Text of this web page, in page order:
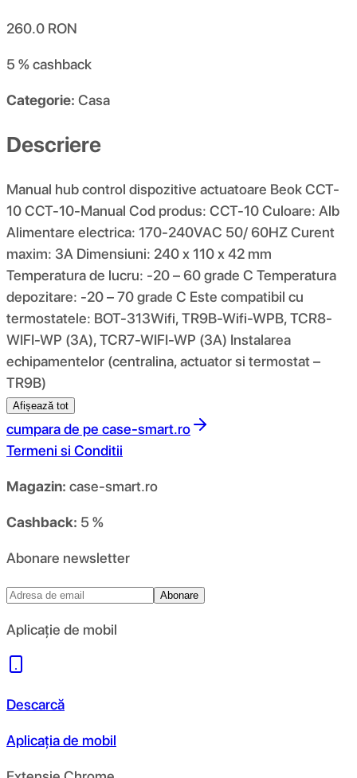
260.0 RON
5 %cashback
Categorie: Casa
Descriere
Manual hub control dispozitive actuatoare Beok CCT-
10 CCT-10-Manual Cod produs: CCT-10 Culoare: Alb
Alimentare electrica: 170-240VAC 50/ 60HZ Curent
maxim: 3A Dimensiuni: 240 x 110 x 42 mm
Temperatura de lucru: -20 – 60 grade C Temperatura
depozitare: -20 – 70 grade C Este compatibil cu
termostatele: BOT-313Wifi, TR9B-Wifi-WPB, TCR8-
WIFI-WP (3A), TCR7-WIFI-WP (3A) Instalarea
echipamentelor (centralina, actuator si termostat –
TR9B)
Afișează tot
cumpara de pe case-smart.ro
Termeni si Conditii
Magazin: case-smart.ro
Cashback: 5 %
Abonare newsletter
Abonare
Aplicație de mobil
Descarcă
Aplicația de mobil